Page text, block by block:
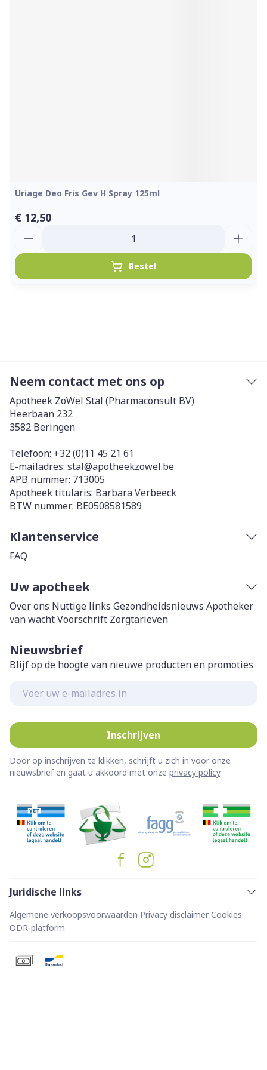
Uriage Deo Fris Gev H Spray 125ml
€ 12,50
Bestel
Neem contact met ons op
Apotheek ZoWel Stal (Pharmaconsult BV)
Heerbaan 232
3582 Beringen
Telefoon: +32 (0)11 45 21 61
E-mailadres: stal@apotheekzowel.be
APB nummer: 713005
Apotheek titularis: Barbara Verbeeck
BTW nummer: BE0508581589
Klantenservice
FAQ
Uw apotheek
Over ons Nuttige links Gezondheidsnieuws Apotheker
van wachtVoorschrift Zorgtarieven
Nieuwsbrief
Blijf op de hoogte van nieuwe producten en promoties
Inschrijven
Door op inschrijven te klikken, schrijft u zich in voor onze
nieuwsbrief en gaat u akkoord met onze privacy policy.
Juridische links
Algemene verkoopsvoorwaarden Privacy disclaimer Cookies
ODR-platform